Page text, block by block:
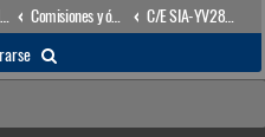
Comisiones y órganos Asesores internos
u